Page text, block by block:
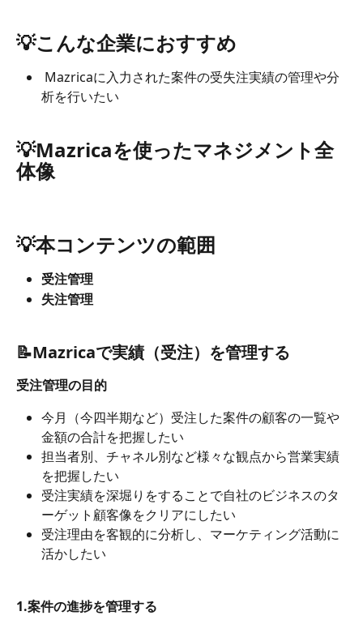
💡こんな企業におすすめ
析を行いたい
💡Mazricaを使ったマネジメント全
体像
💡本コンテンツの範囲
受注管理
失注管理
📝Mazricaで実績（受注）を管理する
受注管理の目的
今月（今四半期など）受注した案件の顧客の一覧や
金額の合計を把握したい
担当者別、チャネル別など様々な観点から営業実績
を把握したい
受注実績を深堀りをすることで自社のビジネスのタ
ーゲット顧客像をクリアにしたい
受注理由を客観的に分析し、マーケティング活動に
活かしたい
1.案件の進捗を管理する